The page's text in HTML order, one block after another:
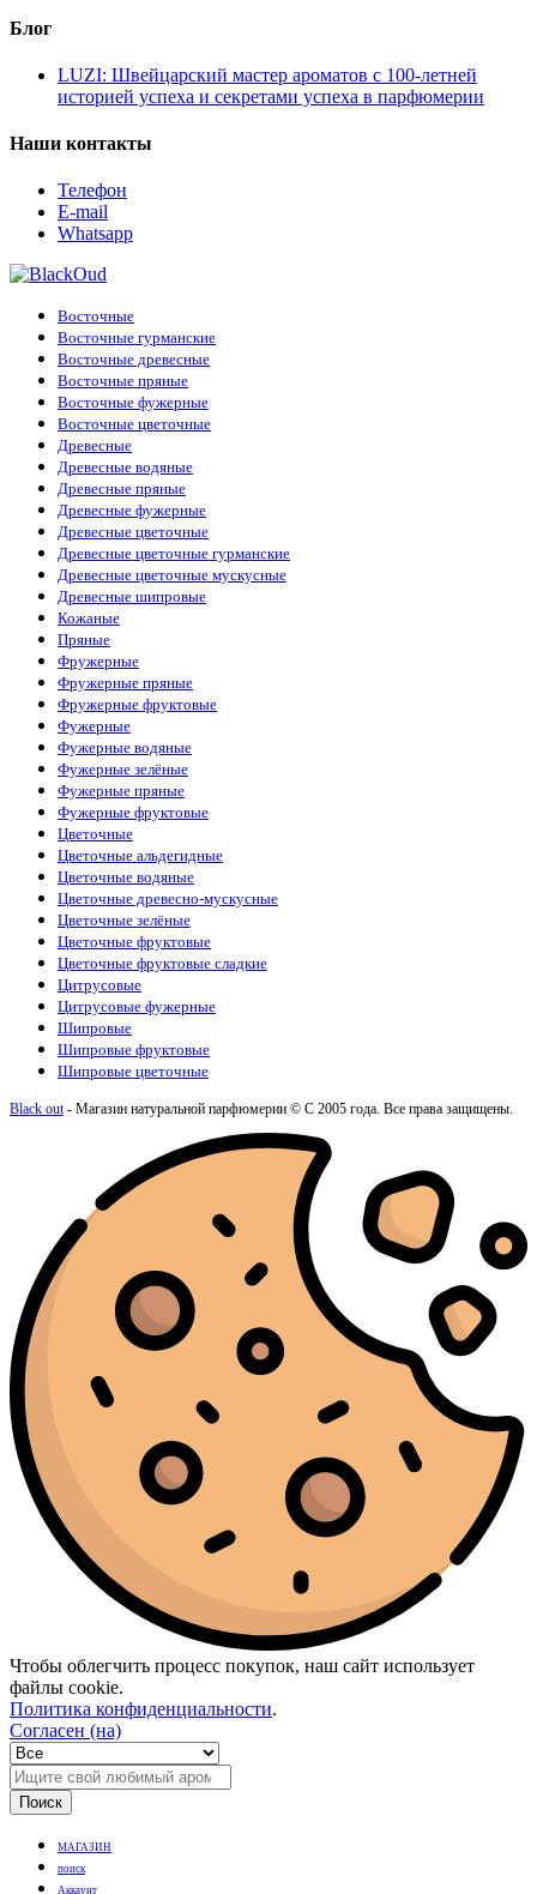
Блог
LUZI: Швейцарский мастер ароматов с 100-летней
историей успеха и секретами успеха в парфюмерии
Наши контакты
Телефон
E-mail
Whatsapp
Восточные
Восточные гурманские
Восточные древесные
Восточные пряные
Восточные фужерные
Восточные цветочные
Древесные
Древесные водяные
Древесные пряные
Древесные фужерные
Древесные цветочные
Древесные цветочные гурманские
Древесные цветочные мускусные
Древесные шипровые
Кожаные
Пряные
Фружерные
Фружерные пряные
Фружерные фруктовые
Фужерные
Фужерные водяные
Фужерные зелёные
Фужерные пряные
Фужерные фруктовые
Цветочные
Цветочные альдегидные
Цветочные водяные
Цветочные древесно-мускусные
Цветочные зелёные
Цветочные фруктовые
Цветочные фруктовые сладкие
Цитрусовые
Цитрусовые фужерные
Шипровые
Шипровые фруктовые
Шипровые цветочные
Black out- Магазин натуральной парфюмерии © С 2005 года. Все права защищены.
Чтобы облегчить процесс покупок, наш сайт использует
файлы cookie.
Политика конфиденциальности.
Согласен (на)
Поиск
МАГАЗИН
поиск
Аккаунт